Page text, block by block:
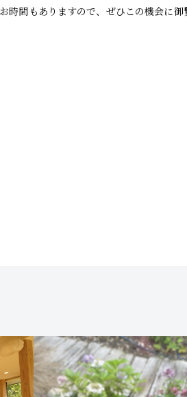
間もありますので、ぜひこの機会に御